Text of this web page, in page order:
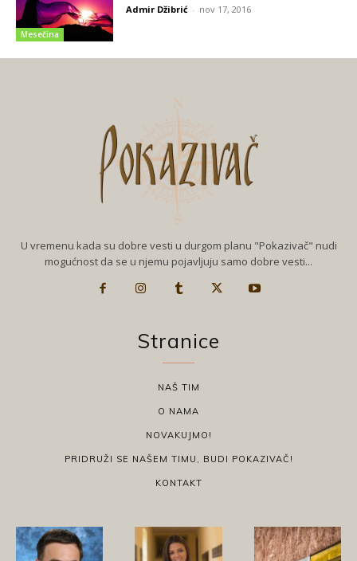
Mesečina
Admir Džibrić - nov 17, 2016
U vremenu kada su dobre vesti u durgom planu "Pokazivač" nudi
mogućnost da se u njemu pojavljuju samo dobre vesti...
Stranice
NAŠ TIM
O NAMA
NOVAKUJMO!
PRIDRUŽI SE NAŠEM TIMU, BUDI POKAZIVAČ!
KONTAKT